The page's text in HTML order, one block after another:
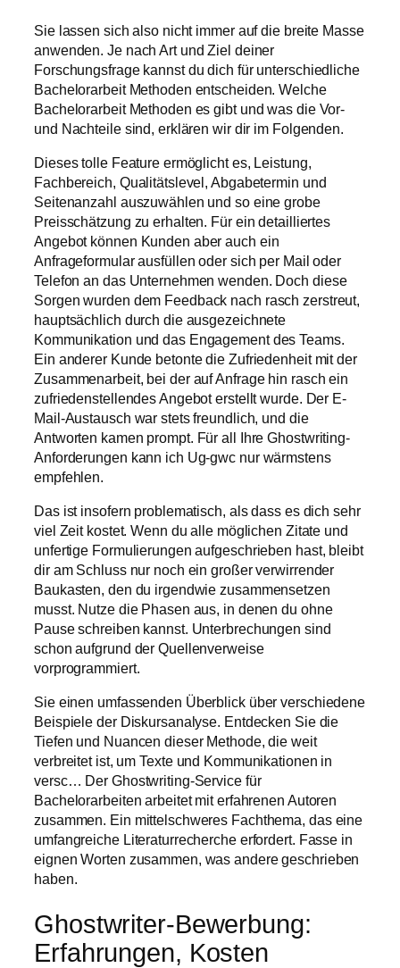
Sie lassen sich also nicht immer auf die breite Masse
anwenden. Je nach Art und Ziel deiner
Forschungsfrage kannst du dich für unterschiedliche
Bachelorarbeit Methoden entscheiden. Welche
Bachelorarbeit Methoden es gibt und was die Vor-
und Nachteile sind, erklären wir dir im Folgenden.
Dieses tolle Feature ermöglicht es, Leistung,
Fachbereich, Qualitätslevel, Abgabetermin und
Seitenanzahl auszuwählen und so eine grobe
Preisschätzung zu erhalten. Für ein detailliertes
Angebot können Kunden aber auch ein
Anfrageformular ausfüllen oder sich per Mail oder
Telefon an das Unternehmen wenden. Doch diese
Sorgen wurden dem Feedback nach rasch zerstreut,
hauptsächlich durch die ausgezeichnete
Kommunikation und das Engagement des Teams.
Ein anderer Kunde betonte die Zufriedenheit mit der
Zusammenarbeit, bei der auf Anfrage hin rasch ein
zufriedenstellendes Angebot erstellt wurde. Der E-
Mail-Austausch war stets freundlich, und die
Antworten kamen prompt. Für all Ihre Ghostwriting-
Anforderungen kann ich Ug-gwc nur wärmstens
empfehlen.
Das ist insofern problematisch, als dass es dich sehr
viel Zeit kostet. Wenn du alle möglichen Zitate und
unfertige Formulierungen aufgeschrieben hast, bleibt
dir am Schluss nur noch ein großer verwirrender
Baukasten, den du irgendwie zusammensetzen
musst. Nutze die Phasen aus, in denen du ohne
Pause schreiben kannst. Unterbrechungen sind
schon aufgrund der Quellenverweise
vorprogrammiert.
Sie einen umfassenden Überblick über verschiedene
Beispiele der Diskursanalyse. Entdecken Sie die
Tiefen und Nuancen dieser Methode, die weit
verbreitet ist, um Texte und Kommunikationen in
versc… Der Ghostwriting-Service für
Bachelorarbeiten arbeitet mit erfahrenen Autoren
zusammen. Ein mittelschweres Fachthema, das eine
umfangreiche Literaturrecherche erfordert. Fasse in
eignen Worten zusammen, was andere geschrieben
haben.
Ghostwriter-Bewerbung:
Erfahrungen, Kosten